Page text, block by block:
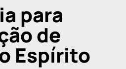
para
de
Espírito